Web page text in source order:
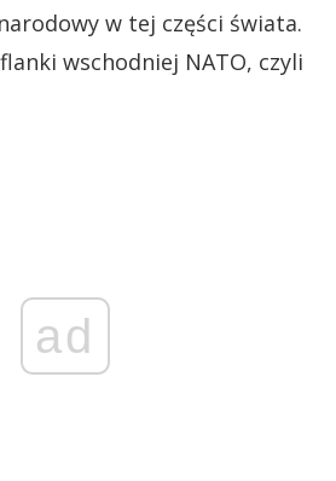
w tej części świata.
wschodniej NATO, czyli
ad